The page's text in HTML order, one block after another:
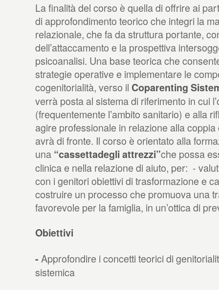
La finalità del corso è quella di offrire ai
di approfondimento teorico che integri la
relazionale, che fa da struttura portante,
dell’attaccamento e la prospettiva
psicoanalisi. Una base teorica che
strategie operative e implementare le
cogenitorialità, verso il Coparenting
verrà posta al sistema di riferimento in cui
(frequentemente l’ambito sanitario) e alla
agire professionale in relazione alla
avrà di fronte. Il corso è orientato alla
una “cassettadegli attrezzi”che possa
clinica e nella relazione di aiuto, per: -
con i genitori obiettivi di trasformazione e
costruire un processo che promuova una
favorevole per la famiglia, in un’ottica di
Obiettivi
- Approfondire i concetti teorici di
sistemica